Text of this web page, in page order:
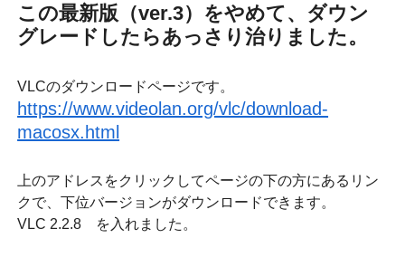
この最新版（ver.3）をやめて、ダウン
グレードしたらあっさり治りました。
VLCのダウンロードページです。
https://www.videolan.org/vlc/download-
macosx.html
上のアドレスをクリックしてページの下の方にあるリン
クで、下位バージョンがダウンロードできます。
VLC 2.2.8 を入れました。